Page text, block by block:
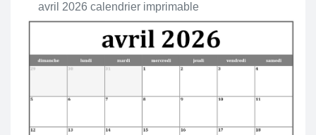
avril 2026 calendrier imprimable